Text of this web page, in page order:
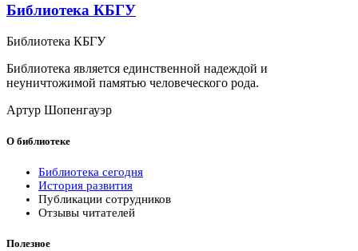
Библиотека КБГУ
Библиотека КБГУ
Библиотека является единственной надеждой и
неуничтожимой памятью человеческого рода.
Артур Шопенгауэр
О библиотеке
Библиотека сегодня
История развития
Публикации сотрудников
Отзывы читателей
Полезное